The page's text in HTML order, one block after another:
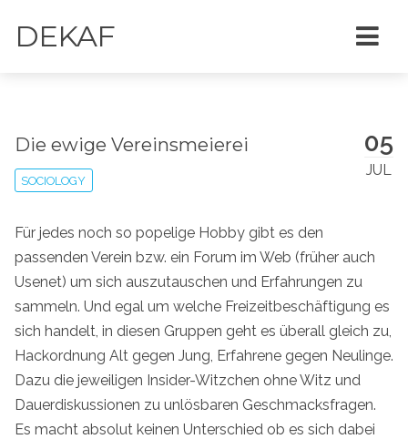
DEKAF
05
JUL
Die ewige Vereinsmeierei
SOCIOLOGY
Für jedes noch so popelige Hobby gibt es den
passenden Verein bzw. ein Forum im Web (früher auch
Usenet) um sich auszutauschen und Erfahrungen zu
sammeln. Und egal um welche Freizeitbeschäftigung es
sich handelt, in diesen Gruppen geht es überall gleich zu,
Hackordnung Alt gegen Jung, Erfahrene gegen Neulinge.
Dazu die jeweiligen Insider-Witzchen ohne Witz und
Dauerdiskussionen zu unlösbaren Geschmacksfragen.
Es macht absolut keinen Unterschied ob es sich dabei